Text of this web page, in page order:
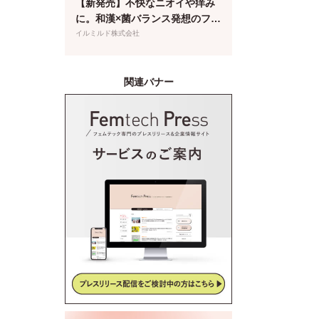
【新発売】不快なニオイや痒み
に。和漢×菌バランス発想のフェ
ムケア泡ソープが登場
イルミルド株式会社
関連バナー